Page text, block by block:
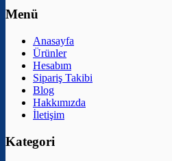
Menü
Anasayfa
Ürünler
Hesabım
Sipariş Takibi
Blog
Hakkımızda
İletişim
Kategori